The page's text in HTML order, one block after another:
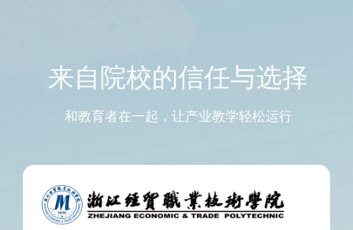
来自院校的信任与选择
和教育者在一起，让产业教学轻松运行